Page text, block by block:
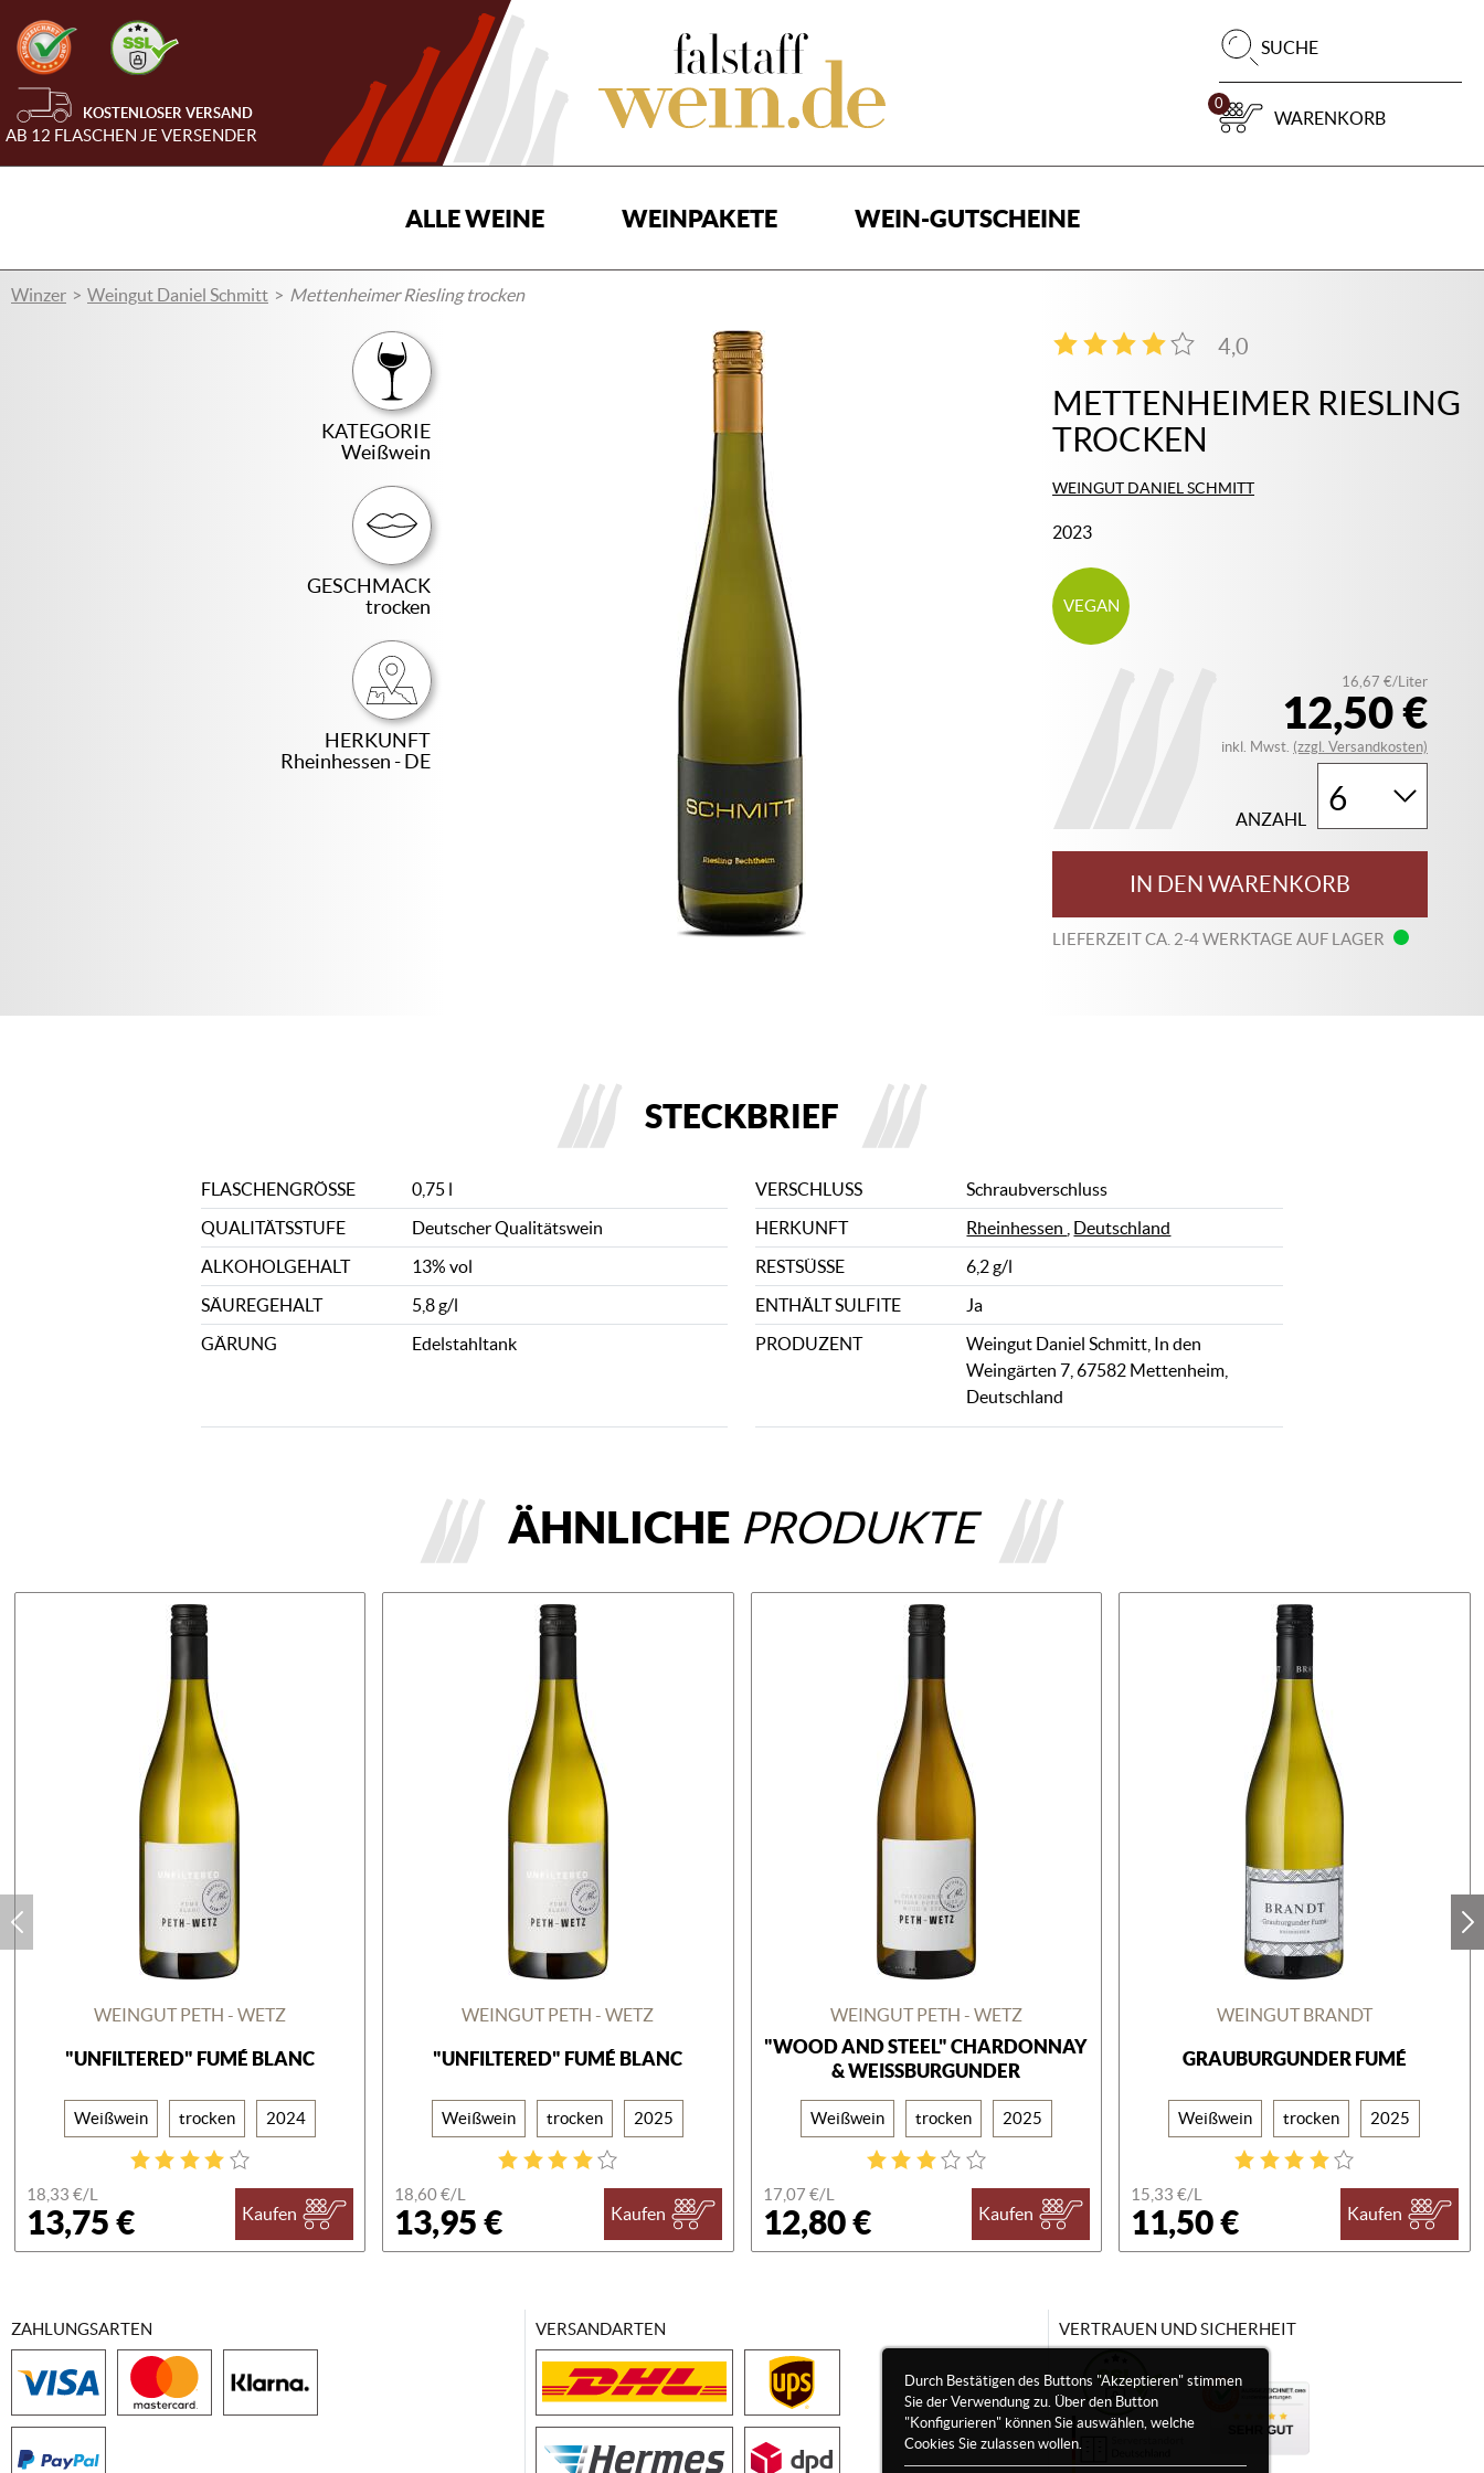
KOSTENLOSER VERSAND
AB 12 FLASCHEN JE VERSENDER
SUCHE
0
WARENKORB
ALLE WEINE WEINPAKETE WEIN-GUTSCHEINE
Winzer Weingut Daniel Schmitt Mettenheimer Riesling trocken
KATEGORIE
Weißwein
GESCHMACK
trocken
HERKUNFT
Rheinhessen - DE
METTENHEIMER RIESLING
TROCKEN
WEINGUT DANIEL SCHMITT
2023
4,0
1
VEGAN
12,50 €
16,67 €/Liter
inkl. Mwst. (zzgl. Versandkosten)
ANZAHL
IN DEN WARENKORB
LIEFERZEIT CA. 2-4 WERKTAGE AUF LAGER
STECKBRIEF
FLASCHENGRÖSSE 0,75 l VERSCHLUSS
Schraubverschluss
QUALITÄTSSTUFE
Deutscher Qualitätswein HERKUNFT Rheinhessen
Deutschland
ALKOHOLGEHALT
13% vol RESTSÜSSE
6,2 g/l
SÄUREGEHALT
5,8 g/l ENTHÄLT SULFITE
Ja
GÄRUNG
Edelstahltank PRODUZENT
Weingut Daniel Schmitt, In den
Weingärten 7, 67582 Mettenheim,
Deutschland
ÄHNLICHE PRODUKTE
WEINGUT PETH - WETZ
"UNFILTERED" FUMÉ BLANC
Weißwein trocken 2024
18,33 €/L
13,75 € Kaufen
WEINGUT PETH - WETZ
"UNFILTERED" FUMÉ BLANC
Weißwein trocken 2025
18,60 €/L
13,95 € Kaufen
WEINGUT PETH - WETZ
"WOOD AND STEEL" CHARDONNAY
& WEISSBURGUNDER
Weißwein trocken 2025
17,07 €/L
12,80 € Kaufen
WEINGUT BRANDT
GRAUBURGUNDER FUMÉ
Weißwein trocken 2025
15,33 €/L
11,50 € Kaufen
Durch Bestätigen des Buttons "Akzeptieren" stimmen
Sie der Verwendung zu. Über den Button
"Konfigurieren" können Sie auswählen, welche
Cookies Sie zulassen wollen.
ZAHLUNGSARTEN VERSANDARTEN VERTRAUEN UND SICHERHEIT